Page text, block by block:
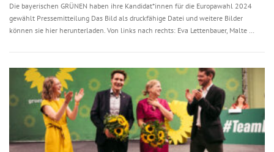
Die bayerischen GRÜNEN haben ihre Kandidat*innen für die Europawahl 2024
gewählt Pressemitteilung Das Bild als druckfähige Datei und weitere Bilder
können sie hier herunterladen. Von links nach rechts: Eva Lettenbauer, Malte …